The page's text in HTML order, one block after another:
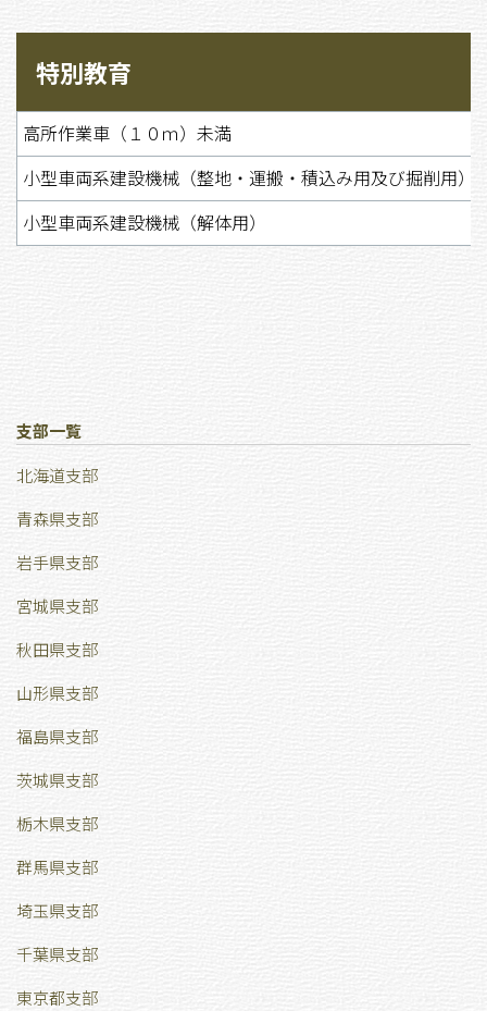
特別教育
高所作業車（１０ｍ）未満
小型車両系建設機械（整地・運搬・積込み用及び掘削用）
小型車両系建設機械（解体用）
支部一覧
北海道支部
青森県支部
岩手県支部
宮城県支部
秋田県支部
山形県支部
福島県支部
茨城県支部
栃木県支部
群馬県支部
埼玉県支部
千葉県支部
東京都支部